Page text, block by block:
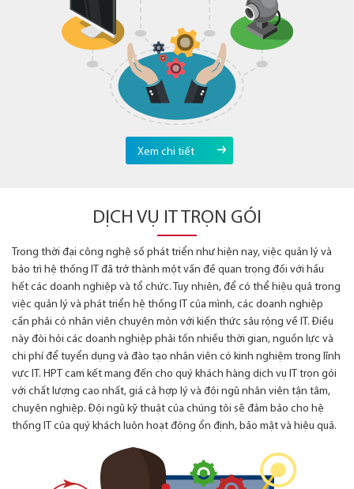
Xem chi tiết
DỊCH VỤ IT TRỌN GÓI
Trong thời đại công nghệ số phát triển như hiện nay, việc quản lý và
bảo trì hệ thống IT đã trở thành một vấn đề quan trọng đối với hầu
hết các doanh nghiệp và tổ chức. Tuy nhiên, để có thể hiệu quả trong
việc quản lý và phát triển hệ thống IT của mình, các doanh nghiệp
cần phải có nhân viên chuyên môn với kiến thức sâu rộng về IT. Điều
này đòi hỏi các doanh nghiệp phải tốn nhiều thời gian, nguồn lực và
chi phí để tuyển dụng và đào tạo nhân viên có kinh nghiệm trong lĩnh
vực IT. HPT cam kết mang đến cho quý khách hàng dịch vụ IT trọn gói
với chất lượng cao nhất, giá cả hợp lý và đội ngũ nhân viên tận tâm,
chuyên nghiệp. Đội ngũ kỹ thuật của chúng tôi sẽ đảm bảo cho hệ
thống IT của quý khách luôn hoạt động ổn định, bảo mật và hiệu quả.